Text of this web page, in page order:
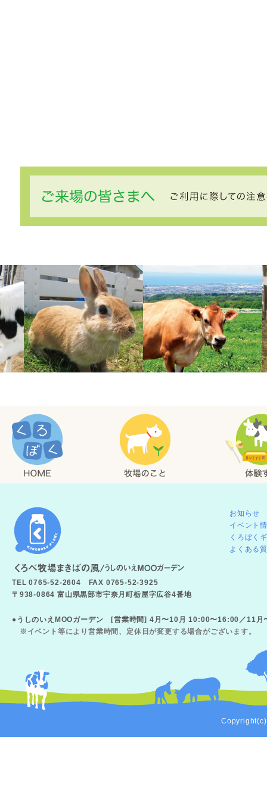
TEL 0765-52-2604 FAX 0765-52-3925
〒938-0864 富山県黒部市宇奈月町栃屋字広谷4番地
お知らせ
イベント
くろぼく
よくある
●うしのいえMOOガーデン [営業時間] 4月〜10月 10:00〜16:00／11
※イベント等により営業時間、定休日が変更する場合がございます。